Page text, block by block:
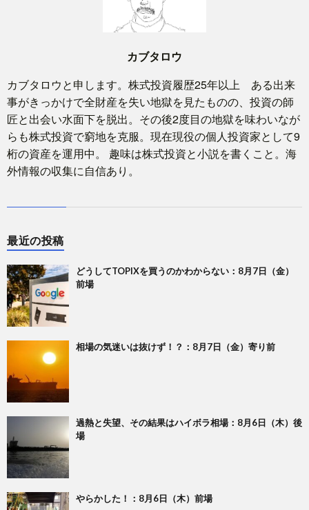
カブタロウ
カブタロウと申します。株式投資履歴25年以上 ある出来
事がきっかけで全財産を失い地獄を見たものの、投資の師
匠と出会い水面下を脱出。その後2度目の地獄を味わいなが
らも株式投資で窮地を克服。現在現役の個人投資家として9
桁の資産を運用中。 趣味は株式投資と小説を書くこと。海
外情報の収集に自信あり。
最近の投稿
どうしてTOPIXを買うのかわからない：8月7日（金）
前場
相場の気迷いは抜けず！？：8月7日（金）寄り前
過熱と失望、その結果はハイボラ相場：8月6日（木）後
場
やらかした！：8月6日（木）前場